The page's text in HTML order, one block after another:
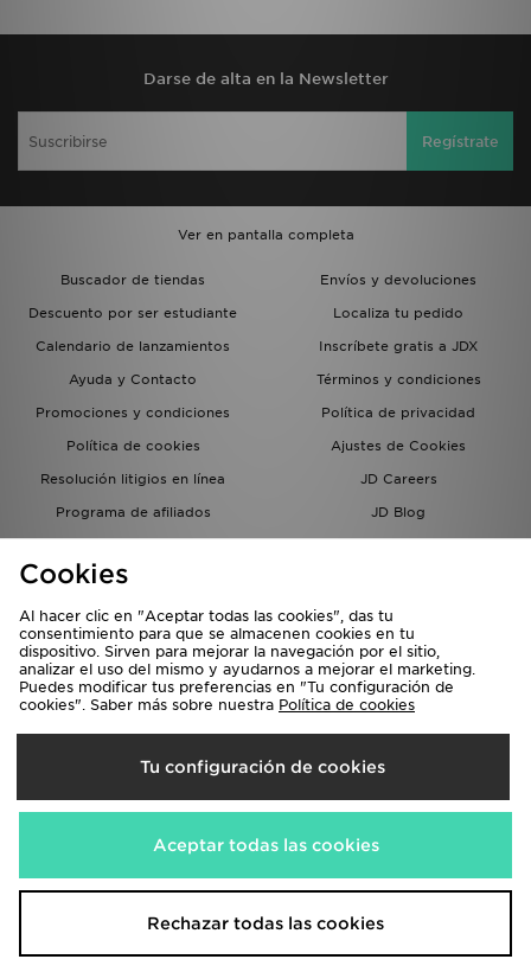
Darse de alta en la Newsletter
Regístrate
Ver en pantalla completa
Buscador de tiendas
Envíos y devoluciones
Descuento por ser estudiante
Localiza tu pedido
Calendario de lanzamientos
Inscríbete gratis a JDX
Ayuda y Contacto
Términos y condiciones
Promociones y condiciones
Política de privacidad
Política de cookies
Ajustes de Cookies
Resolución litigios en línea
JD Careers
Programa de afiliados
JD Blog
del grupo JD - Whistleblowing
Selecciona País
España
Aceptamos las siguientes formas de pago
Visita nuestra página corporativa enwww.jdplc.com
Cookies
Al hacer clic en "Aceptar todas las cookies", das tu
consentimiento para que se almacenen cookies en tu
dispositivo. Sirven para mejorar la navegación por el sitio,
analizar el uso del mismo y ayudarnos a mejorar el marketing.
Puedes modificar tus preferencias en "Tu configuración de
cookies". Saber más sobre nuestra Política de cookies
Tu configuración de cookies
Aceptar todas las cookies
Rechazar todas las cookies